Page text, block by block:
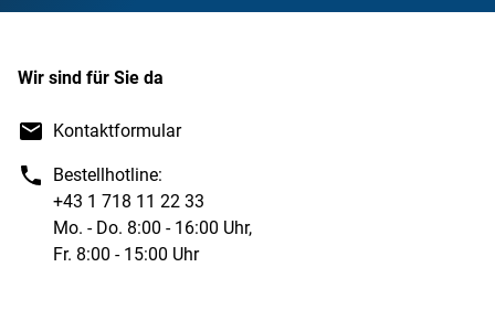
Wir sind für Sie da
Kontaktformular
Bestellhotline:
+43 1 718 11 22 33
Mo. - Do. 8:00 - 16:00 Uhr,
Fr. 8:00 - 15:00 Uhr